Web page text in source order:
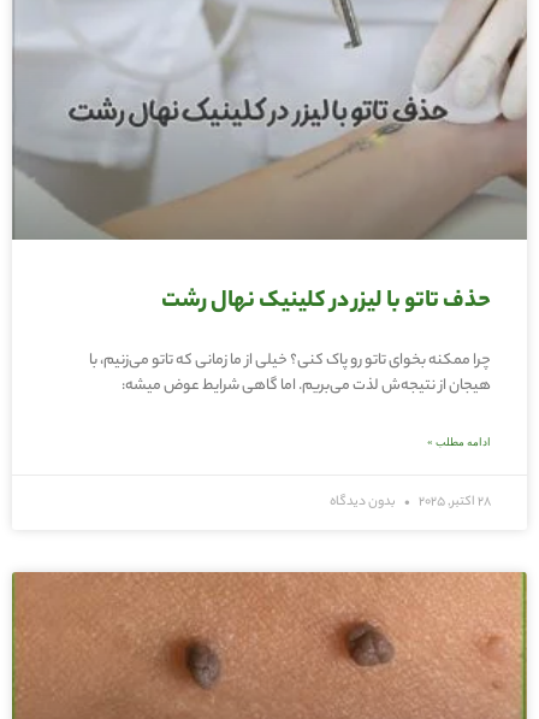
حذف تاتو با لیزر در کلینیک نهال رشت
چرا ممکنه بخوای تاتو رو پاک کنی؟ خیلی از ما زمانی که تاتو می‌زنیم، با
هیجان از نتیجه‌ش لذت می‌بریم. اما گاهی شرایط عوض میشه:
ادامه مطلب »
28 اکتبر, 2025 بدون دیدگاه